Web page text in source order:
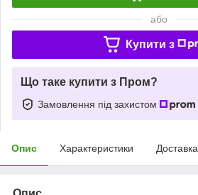
або
Купити з
Що таке купити з Пром?
Замовлення під захистом
Опис Характеристики Доставка